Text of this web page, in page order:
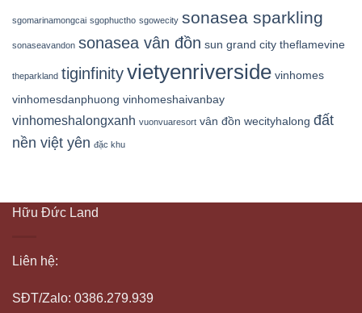
sgomarinamongcai sgophuctho sgowecity sonasea sparkling
sonaseavandon sonasea vân đồn sun grand city theflamevine
theparkland tiginfinityvietyenriverside vinhomes
vinhomesdanphuong vinhomeshaivanbay
vinhomeshalongxanh vuonvuaresort vân đồn wecityhalong đất
nền việt yên đặc khu
Hữu Đức Land
Liên hệ:
SĐT/Zalo: 0386.279.939